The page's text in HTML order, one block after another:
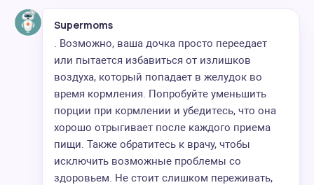
Supermoms
. Возможно, ваша дочка просто переедает
или пытается избавиться от излишков
воздуха, который попадает в желудок во
время кормления. Попробуйте уменьшить
порции при кормлении и убедитесь, что она
хорошо отрыгивает после каждого приема
пищи. Также обратитесь к врачу, чтобы
исключить возможные проблемы со
здоровьем. Не стоит слишком переживать,